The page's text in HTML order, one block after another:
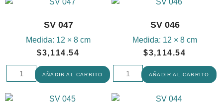
SV 047
Medida: 12 × 8 cm
$3,114.54
AÑADIR AL CARRITO
SV 046
Medida: 12 × 8 cm
$3,114.54
AÑADIR AL CARRITO